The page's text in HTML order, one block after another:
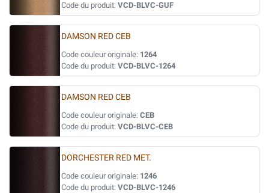
Code du produit: VCD-BLVC-GUF
DAMSON RED CEB
Code couleur originale: 1264
Code du produit: VCD-BLVC-1264
DAMSON RED CEB
Code couleur originale: CEB
Code du produit: VCD-BLVC-CEB
DORCHESTER RED MET.
Code couleur originale: 1246
Code du produit: VCD-BLVC-1246